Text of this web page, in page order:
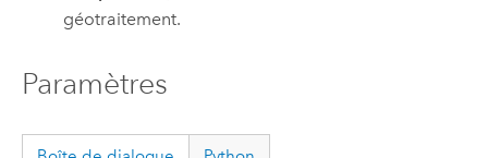
géotraitement.
Paramètres